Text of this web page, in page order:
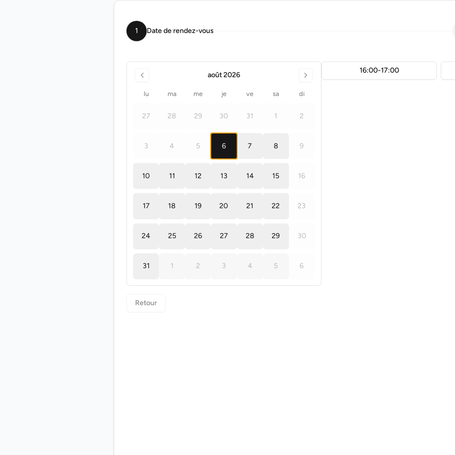
1 Date de rendez-vous
août 2026
lu ma me je ve sa di
27 28 29 30 31 1 2
3 4 5 6 7 8 9
10 11 12 13 14 15 16
17 18 19 20 21 22 23
24 25 26 27 28 29 30
31 1 2 3 4 5 6
16:00-17:00
Retour